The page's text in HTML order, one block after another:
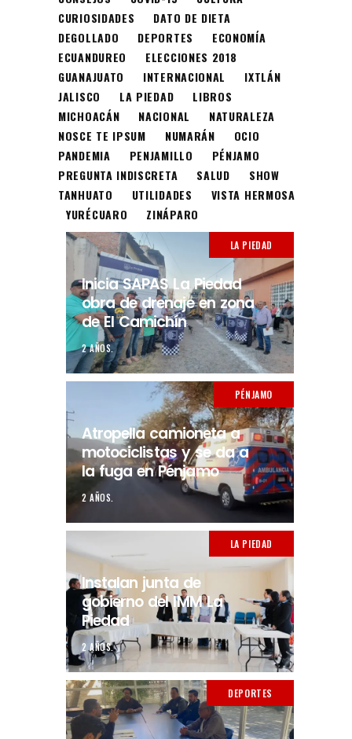
CURIOSIDADES
DATO DE DIETA
DEGOLLADO
DEPORTES
ECONOMÍA
ECUANDUREO
ELECCIONES 2018
GUANAJUATO
INTERNACIONAL
IXTLÁN
JALISCO
LA PIEDAD
LIBROS
MICHOACÁN
NACIONAL
NATURALEZA
NOSCE TE IPSUM
NUMARÁN
OCIO
PANDEMIA
PENJAMILLO
PÉNJAMO
PREGUNTA INDISCRETA
SALUD
SHOW
TANHUATO
UTILIDADES
VISTA HERMOSA
YURÉCUARO
ZINÁPARO
LA PIEDAD
Inicia SAPAS La Piedad
obra de drenaje en zona
de El Camichín
2 AÑOS.
PÉNJAMO
Atropella camioneta a
motociclistas y se da a
la fuga en Pénjamo
2 AÑOS.
LA PIEDAD
Instalan junta de
gobierno del IMM La
Piedad
2 AÑOS.
DEPORTES